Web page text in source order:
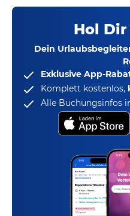
Hol
Dein
Exklusive App-
Komplett kostenlos,
Alle Buchungsinfos